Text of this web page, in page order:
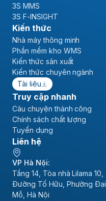
3S MMS
3S F-INSIGHT
Kiến thức
Nhà máy thông minh
Phần mềm kho WMS
Kiến thức sản xuất
Kiến thức chuyên ngành
Tài liệu
Truy cập nhanh
Câu chuyện thành công
Chính sách chất lượng
Tuyển dụng
Liên hệ
VP Hà Nội:
Tầng 14, Tòa nhà Lilama 10,
Đường Tố Hữu, Phường Đại
Mỗ, Hà Nội